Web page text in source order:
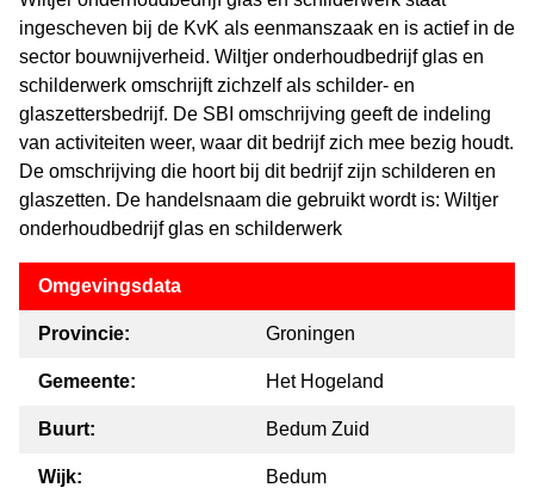
ingescheven bij de KvK als eenmanszaak en is actief in de
sector bouwnijverheid. Wiltjer onderhoudbedrijf glas en
schilderwerk omschrijft zichzelf als schilder- en
glaszettersbedrijf. De SBI omschrijving geeft de indeling
van activiteiten weer, waar dit bedrijf zich mee bezig houdt.
De omschrijving die hoort bij dit bedrijf zijn schilderen en
glaszetten. De handelsnaam die gebruikt wordt is: Wiltjer
onderhoudbedrijf glas en schilderwerk
Omgevingsdata
Provincie: Groningen
Gemeente: Het Hogeland
Buurt: Bedum Zuid
Wijk: Bedum